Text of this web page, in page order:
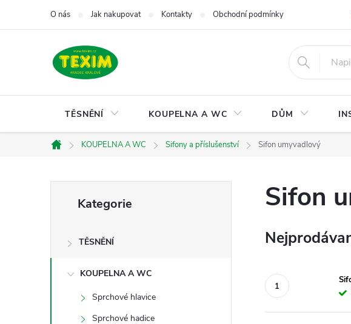
O nás Jak nakupovat Kontakty Obchodní podmínky Podmínky
TĚSNĚNÍ KOUPELNA A WC DŮM
Domů
KOUPELNA A WC Sifony a příslušenství Sifon umyvadlový
s
kategorieKategorie
TĚSNĚNÍ
KOUPELNA A WC
Sprchové hlavice
Sprchové hadice
Sifon